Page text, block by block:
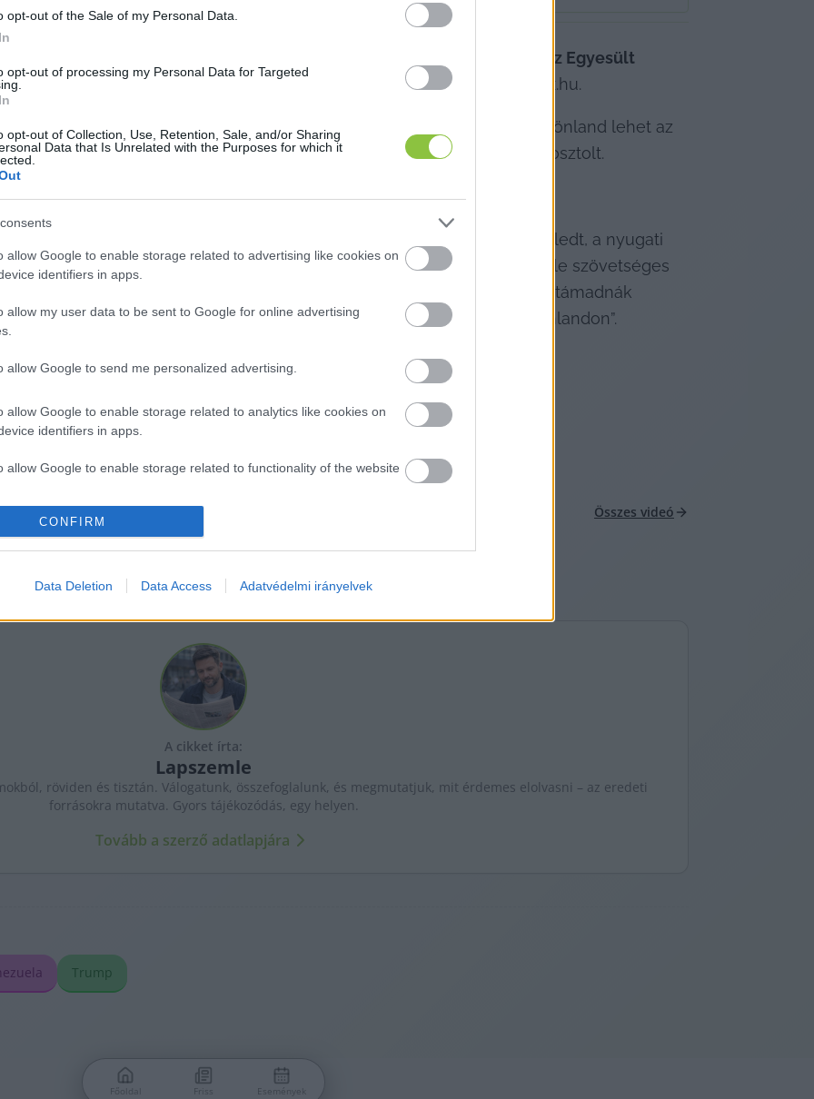
opt-out of the Sale of my Personal Data.
opt-out of processing my Personal Data for Targeted
opt-out of Collection, Use, Retention, Sale, and/or Sharing
Data that Is Unrelated with the Purposes for which it
allow Google to enable storage related to advertising like cookies on
identifiers in apps.
allow my user data to be sent to Google for online advertising
allow Google to send me personalized advertising.
allow Google to enable storage related to analytics like cookies on
identifiers in apps.
allow Google to enable storage related to functionality of the website
allow Google to enable storage related to personalization.
functionality and fraud prevention, and other user protection.
CONFIRM
Data Deletion Data Access Adatvédelmi irányelvek
támadás után aztán rémisztően valószerűvé vált a lehetőség, hogy az Egyesült
tiltakozása ellenére valahogy megszerzi a területet
– írja a telex.hu.
tanácsadója, Stephen Miller egy interjúban meglebegtette, hogy Grönland lehet az
miután felesége már a szigetet amerikai zászlóval ábrázoló képet posztolt.
venezuelai akcióhoz és a Trump tálalásában már Donroe-elvként újraéledt, a nyugati
doktrínához képest is szintlépést jelentenének. Az USA ezúttal egy vele szövetséges
Frederiksen dán kormányfő ki is jelentette: ha az amerikaiak megtámadnák
A helyzetet Orbán Viktor úgy foglalta össze, hogy „forr a levegő Grönlandon”.
olvasható.
Összes videó
A cikket írta:
Lapszemle
röviden és tisztán. Válogatunk, összefoglalunk, és megmutatjuk, mit érdemes elolvasni – az eredeti
forrásokra mutatva. Gyors tájékozódás, egy helyen.
Tovább a szerző adatlapjára
Trump
Főoldal Friss Események